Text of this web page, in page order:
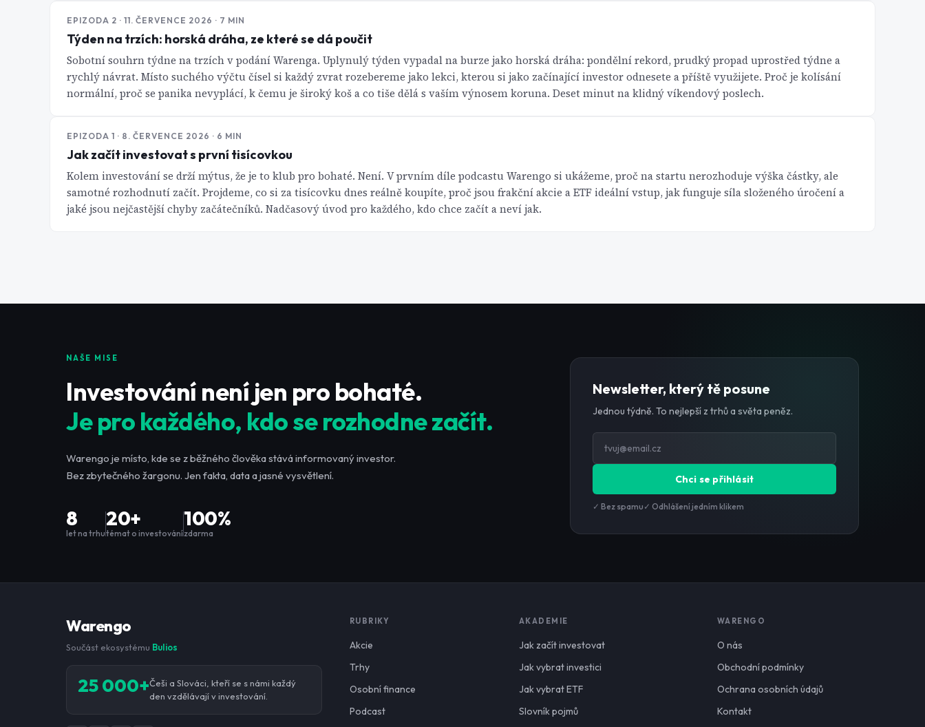
EPIZODA 2 · 11. ČERVENCE 2026 · 7 MIN
Týden na trzích: horská dráha, ze které se dá poučit
Sobotní souhrn týdne na trzích v podání Warenga. Uplynulý týden vypadal na burze jako horská dráha: pondělní rekord, prudký propad uprostřed týdne a
rychlý návrat. Místo suchého výčtu čísel si každý zvrat rozebereme jako lekci, kterou si jako začínající investor odnesete a příště využijete. Proč je kolísání
normální, proč se panika nevyplácí, k čemu je široký koš a co tiše dělá s vaším výnosem koruna. Deset minut na klidný víkendový poslech.
EPIZODA 1 · 8. ČERVENCE 2026 · 6 MIN
Jak začít investovat s první tisícovkou
Kolem investování se drží mýtus, že je to klub pro bohaté. Není. V prvním díle podcastu Warengo si ukážeme, proč na startu nerozhoduje výška částky, ale
samotné rozhodnutí začít. Projdeme, co si za tisícovku dnes reálně koupíte, proč jsou frakční akcie a ETF ideální vstup, jak funguje síla složeného úročení a
jaké jsou nejčastější chyby začátečníků. Nadčasový úvod pro každého, kdo chce začít a neví jak.
NAŠE MISE
Investování není jen pro bohaté.
Je pro každého, kdo se rozhodne začít.
Warengo je místo, kde se z běžného člověka stává informovaný investor.
Bez zbytečného žargonu. Jen fakta, data a jasné vysvětlení.
8
let na trhu
20+
témat o investování
100%
zdarma
Newsletter, který tě posune
Jednou týdně. To nejlepší z trhů a světa peněz.
Chci se přihlásit
✓ Bez spamu ✓ Odhlášení jedním klikem
Warengo
Součást ekosystému Bulios
25 000+Češi a Slováci, kteří se s námi každý
den vzdělávají v investování.
RUBRIKY
Akcie
Trhy
Osobní finance
Podcast
AKADEMIE
Jak začít investovat
Jak vybrat investici
Jak vybrat ETF
Slovník pojmů
WARENGO
O nás
Obchodní podmínky
Ochrana osobních údajů
Kontakt